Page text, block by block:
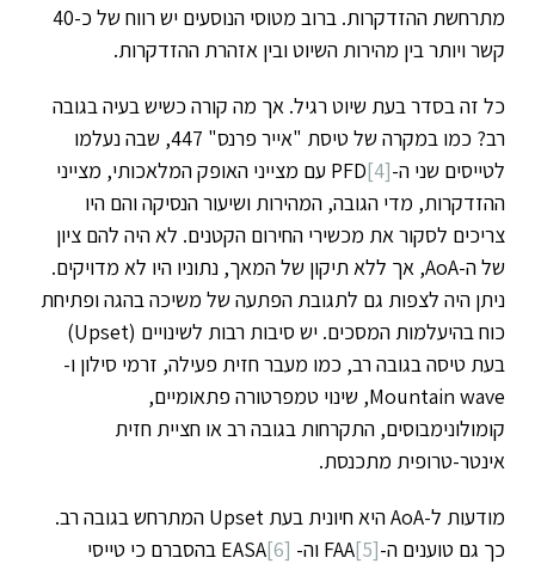
מתרחשת ההזדקרות. ברוב מטוסי הנוסעים יש רווח של כ-40
קשר ויותר בין מהירות השיוט ובין אזהרת ההזדקרות.
כל זה בסדר בעת שיוט רגיל. אך מה קורה כשיש בעיה בגובה
רב? כמו במקרה של טיסת "אייר פרנס" 447, שבה נעלמו
לטייסים שני ה-PFD[4]
עם מצייני האופק המלאכותי, מצייני
ההזדקרות, מדי הגובה, המהירות ושיעור הנסיקה והם היו
צריכים לסקור את מכשירי החירום הקטנים. לא היה להם ציון
של ה-AoA, אך ללא תיקון של המאך, נתוניו היו לא מדויקים.
ניתן היה לצפות גם לתגובת הפתעה של משיכה בהגה ופתיחת
כוח בהיעלמות המסכים. יש סיבות רבות לשינויים (Upset)
בעת טיסה בגובה רב, כמו מעבר חזית פעילה, זרמי סילון ו-
Mountain wave, שינוי טמפרטורה פתאומיים,
קומולונימבוסים, התקרחות בגובה רב או חציית חזית
אינטר-טרופית מתכנסת.
מודעות ל-AoA היא חיונית בעת Upset המתרחש בגובה רב.
כך גם טוענים ה-FAA[5] וה- [6]
EASA בהסברם כי טייסי